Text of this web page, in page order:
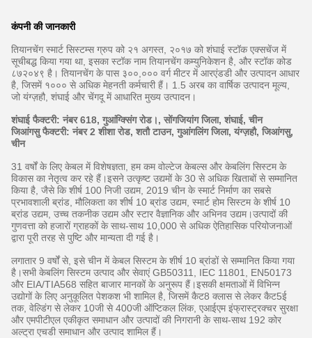
कंपनी की जानकारी
तियानचेंग स्मार्ट सिस्टम्स ग्रुप को २१ अगस्त, २०१७ को शंघाई स्टॉक एक्सचेंज में
सूचीबद्ध किया गया था, इसका स्टॉक नाम तियानचेंग कम्युनिकेशन है, और स्टॉक कोड
८७२०४९ है। तियानचेंग के पास ३००,००० वर्ग मीटर में आरएंडडी और उत्पादन आधार
है, जिसमें १००० से अधिक मेहनती कर्मचारी हैं। 1.5 अरब का वार्षिक उत्पादन मूल्य,
जो यंग्ज़हौ, शंघाई और चेंगदू में आधारित मुख्य उत्पादन।
शंघाई फैक्टरी: नंबर 618, गुआंग्क्सिंग रोड।, सोंगजियांग जिला, शंघाई, चीन
जिआंगसु फैक्टरी: नंबर 2 शीशा रोड, शतौ टाउन, गुआंगलिंग जिला, यंग्ज़हौ, जिआंगसु,
चीन
31 वर्षों के लिए केबल में विशेषज्ञता, हम कम वोल्टेज केबल्स और केबलिंग सिस्टम के
विकास का नेतृत्व कर रहे हैं।इसने उत्कृष्ट उद्यमों के 30 से अधिक खिताबों से सम्मानित
किया है, जैसे कि शीर्ष 100 निजी उद्यम, 2019 चीन के स्मार्ट निर्माण का सबसे
प्रभावशाली ब्रांड, मौलिकता का शीर्ष 10 ब्रांड उद्यम, स्मार्ट होम सिस्टम के शीर्ष 10
ब्रांड उद्यम, उच्च तकनीक उद्यम और स्टार वैज्ञानिक और अभिनव उद्यम।उत्पादों की
गुणवत्ता को हजारों ग्राहकों के साथ-साथ 10,000 से अधिक ऐतिहासिक परियोजनाओं
द्वारा पूरी तरह से पुष्टि और मान्यता दी गई है।
लगातार 9 वर्षों से, इसे चीन में केबल सिस्टम के शीर्ष 10 ब्रांडों से सम्मानित किया गया
है।सभी केबलिंग सिस्टम उत्पाद और सेवाएं GB50311, IEC 11801, EN50173
और EIA/TIA568 सहित बाजार मानकों के अनुरूप हैं।इसकी क्षमताओं में विभिन्न
उद्योगों के लिए अनुकूलित पेशकश भी शामिल है, जिसमें कैट8 क्लास से लेकर कैट5ई
तक, वेल्डिंग से लेकर 10जी से 400जी ऑप्टिकल लिंक, एआईएम इंफ्रास्ट्रक्चर सुरक्षा
और एमपीटीएल एकीकृत समाधान और उत्पादों की निगरानी के साथ-साथ 192 कोर
अल्ट्रा एचडी समाधान और उत्पाद शामिल हैं।